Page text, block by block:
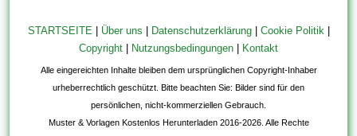
STARTSEITE Über uns Datenschutzerklärung| Cookie Politik
Copyright
Nutzungsbedingungen Kontakt
Alle eingereichten Inhalte bleiben dem ursprünglichen Copyright-Inhaber
urheberrechtlich geschützt. Bitte beachten Sie: Bilder sind für den
persönlichen, nicht-kommerziellen Gebrauch.
Muster & Vorlagen Kostenlos Herunterladen 2016-2026. Alle Rechte